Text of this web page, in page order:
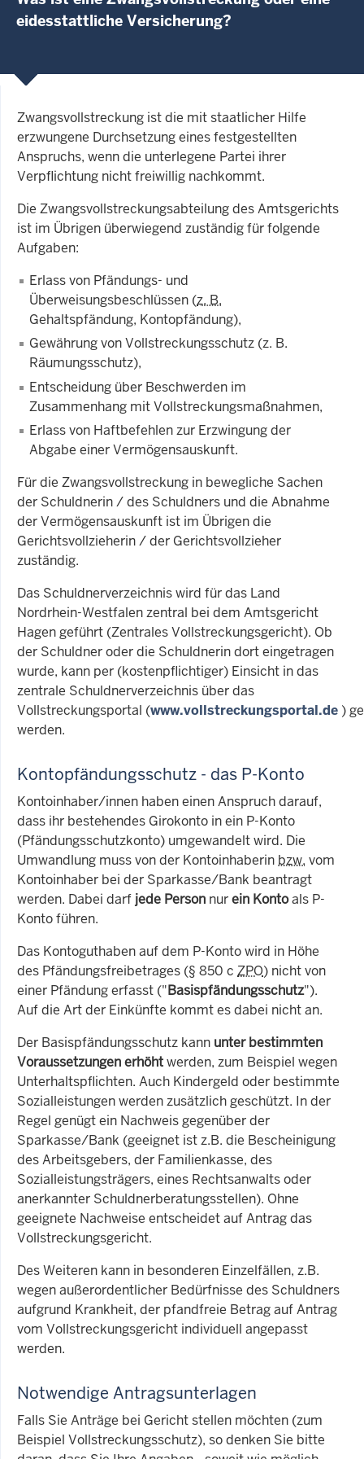
eidesstattliche Versicherung?
Zwangsvollstreckung ist die mit staatlicher Hilfe
erzwungene Durch­set­zung eines fest­ge­stel­lten
Anspruchs, wenn die unterlegene Par­tei ihrer
Verpflichtung nicht freiwillig nachkommt.
Die Zwangsvollstreckungsabteilung des Amtsgerichts
ist im Übrigen überwiegend zuständig für folgende
Aufgaben:
Erlass von Pfändungs- und
Überweisungsbeschlüssen (z. B.
Gehaltspfändung, Kontopfändung),
Gewährung von Vollstreckungsschutz (z. B.
Räumungsschutz),
Entscheidung über Beschwerden im
Zusammenhang mit Vollstreckungsmaßnahmen,
Erlass von Haftbefehlen zur Erzwingung der
Abgabe einer Vermögensauskunft.
Für die Zwangsvollstreckung in bewegliche Sachen
der Schuldnerin / des Schuldners und die Abnahme
der Vermögensauskunft ist im Übrigen die
Gerichtsvollzieherin / der Gerichtsvollzieher
zuständig.
Das Schuldnerverzeichnis wird für das Land
Nordrhein-Westfalen zentral bei dem Amtsgericht
Hagen geführt (Zentrales Vollstreckungsgericht). Ob
der Schuldner oder die Schuldnerin dort eingetragen
wurde, kann per (kostenpflichtiger) Einsicht in das
zentrale Schuldnerverzeichnis über das
Vollstreckungsportal (www.vollstreckungsportal.de )
werden.
Kontopfändungsschutz - das P-Konto
Kontoinhaber/innen haben einen Anspruch darauf,
dass ihr bestehendes Girokonto in ein P-Konto
(Pfändungsschutzkonto) umgewandelt wird. Die
Umwandlung muss von der Kontoinhaberinbzw. vom
Kontoinhaber bei der Sparkasse/Bank beantragt
werden. Dabei darf jede Person nurein Kontoals P-
Konto führen.
Das Kontoguthaben auf dem P-Konto wird in Höhe
des Pfändungsfreibetrages (§ 850 c ZPO) nicht von
einer Pfändung erfasst ("Basispfändungsschutz").
Auf die Art der Einkünfte kommt es dabei nicht an.
Der Basispfändungsschutz kann unter bestimmten
Voraussetzungen erhöhtwerden, zum Beispiel wegen
Unterhaltspflichten. Auch Kindergeld oder bestimmte
Sozialleistungen werden zusätzlich geschützt. In der
Regel genügt ein Nachweis gegenüber der
Sparkasse/Bank (geeignet ist z.B. die Bescheinigung
des Arbeitsgebers, der Familienkasse, des
Sozialleistungsträgers, eines Rechtsanwalts oder
anerkannter Schuldnerberatungsstellen). Ohne
geeignete Nachweise entscheidet auf Antrag das
Vollstreckungsgericht.
Des Weiteren kann in besonderen Einzelfällen, z.B.
wegen außerordentlicher Bedürfnisse des Schuldners
aufgrund Krankheit, der pfandfreie Betrag auf Antrag
vom Vollstreckungsgericht individuell angepasst
werden.
Notwendige Antragsunterlagen
Falls Sie Anträge bei Gericht stellen möchten (zum
Beispiel Vollstreckungsschutz), so denken Sie bitte